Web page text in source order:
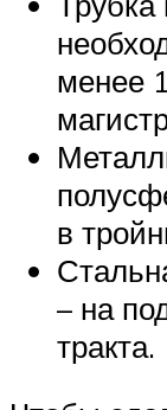
менее
в
– на
тракта.